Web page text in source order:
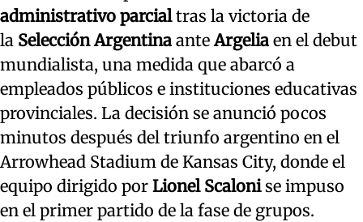
administrativo parcialtras la victoria de
la Selección Argentina anteArgelia en el debut
mundialista, una medida que abarcó a
empleados públicos e instituciones educativas
provinciales. La decisión se anunció pocos
minutos después del triunfo argentino en el
Arrowhead Stadium de Kansas City, donde el
equipo dirigido por Lionel Scalonise impuso
en el primer partido de la fase de grupos.